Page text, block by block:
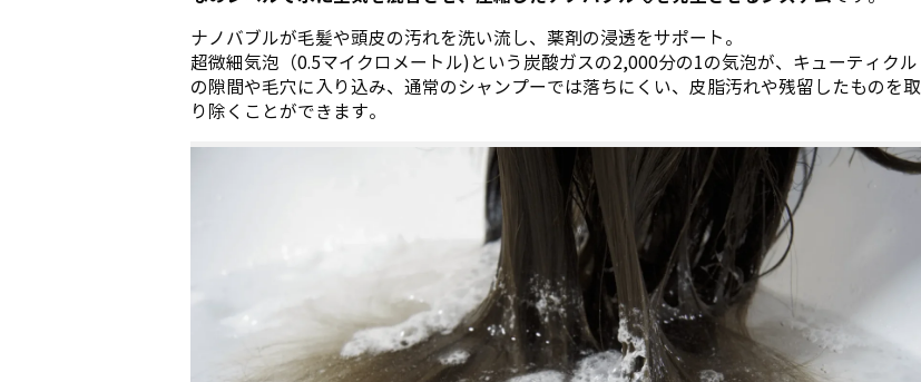
ナノバブルが毛髪や頭皮の汚れを洗い流し、薬剤の浸透をサポート。
超微細気泡（0.5マイクロメートル)という炭酸ガスの2,000分の1の気泡が、キューティクル
の隙間や毛穴に入り込み、通常のシャンプーでは落ちにくい、皮脂汚れや残留したものを取
り除くことができます。